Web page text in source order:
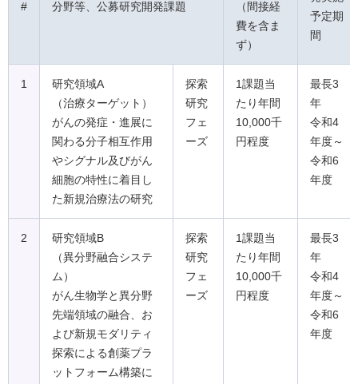
# 分野等、公募研究開発課題
（間接経
費を含ま
ず）
予定期
間
1
研究領域A
（治療ターゲット）
がんの発症・進展に
関わる分子相互作用
やシグナル及びがん
細胞の特性に着目し
た新規治療法の研究
探索
研究
フェ
ーズ
1課題当
たり年間
10,000千
円程度
最長3
年
令和4
年度～
令和6
年度
2
研究領域B
（異分野融合システ
ム）
がん生物学と異分野
先端領域の融合、お
よび新規モダリティ
探索による創薬プラ
ットフォーム構築に
探索
研究
フェ
ーズ
1課題当
たり年間
10,000千
円程度
最長3
年
令和4
年度～
令和6
年度